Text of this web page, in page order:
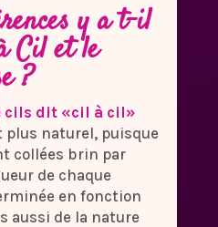
y a t-il
Cilet le
?
cils dit «cil à cil»
naturel, puisque
collées brin par
de chaque
en fonction
aussi de la nature